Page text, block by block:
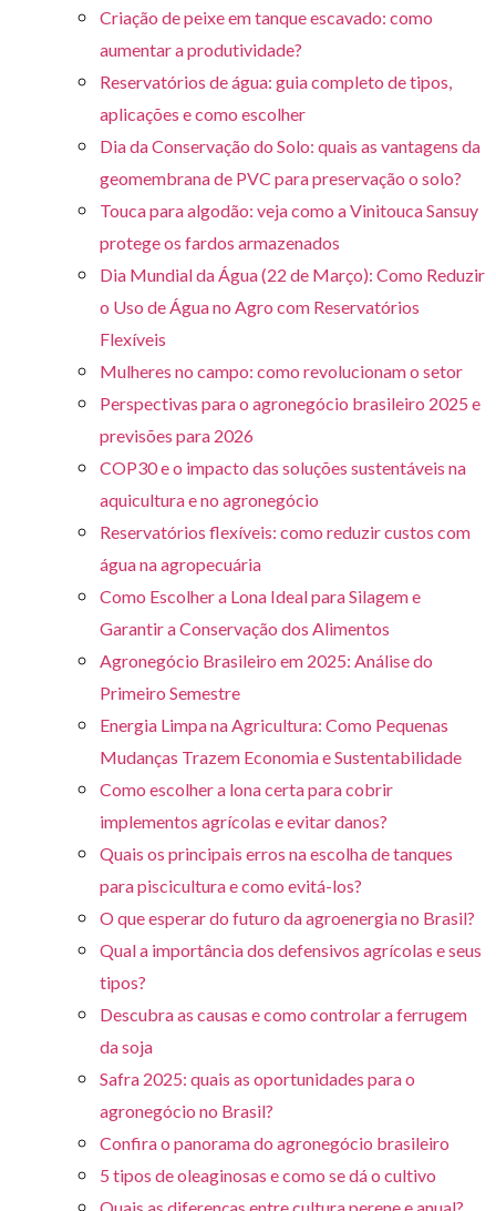
Criação de peixe em tanque escavado: como
aumentar a produtividade?
Reservatórios de água: guia completo de tipos,
aplicações e como escolher
Dia da Conservação do Solo: quais as vantagens da
geomembrana de PVC para preservação o solo?
Touca para algodão: veja como a Vinitouca Sansuy
protege os fardos armazenados
Dia Mundial da Água (22 de Março): Como Reduzir
o Uso de Água no Agro com Reservatórios
Flexíveis
Mulheres no campo: como revolucionam o setor
Perspectivas para o agronegócio brasileiro 2025 e
previsões para 2026
COP30 e o impacto das soluções sustentáveis na
aquicultura e no agronegócio
Reservatórios flexíveis: como reduzir custos com
água na agropecuária
Como Escolher a Lona Ideal para Silagem e
Garantir a Conservação dos Alimentos
Agronegócio Brasileiro em 2025: Análise do
Primeiro Semestre
Energia Limpa na Agricultura: Como Pequenas
Mudanças Trazem Economia e Sustentabilidade
Como escolher a lona certa para cobrir
implementos agrícolas e evitar danos?
Quais os principais erros na escolha de tanques
para piscicultura e como evitá-los?
O que esperar do futuro da agroenergia no Brasil?
Qual a importância dos defensivos agrícolas e seus
tipos?
Descubra as causas e como controlar a ferrugem
da soja
Safra 2025: quais as oportunidades para o
agronegócio no Brasil?
Confira o panorama do agronegócio brasileiro
5 tipos de oleaginosas e como se dá o cultivo